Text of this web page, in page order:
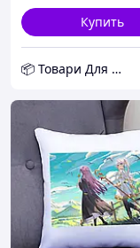
Купить
📦 Товари Для Дому